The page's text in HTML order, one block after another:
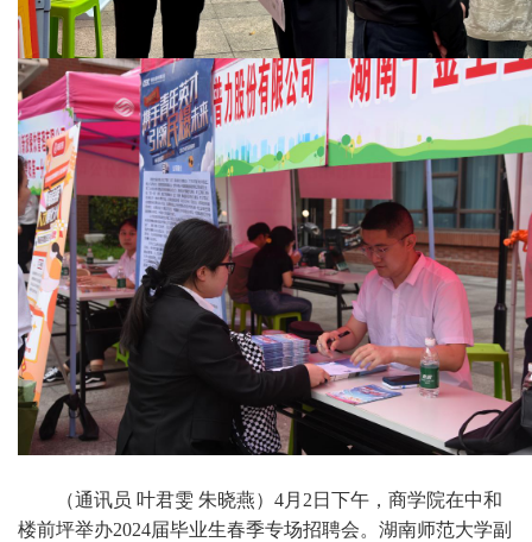
（通讯员 叶君雯 朱晓燕） 4月2日下午，商学院在中和
楼前坪举办2024届毕业生春季专场招聘会。湖南师范大学副